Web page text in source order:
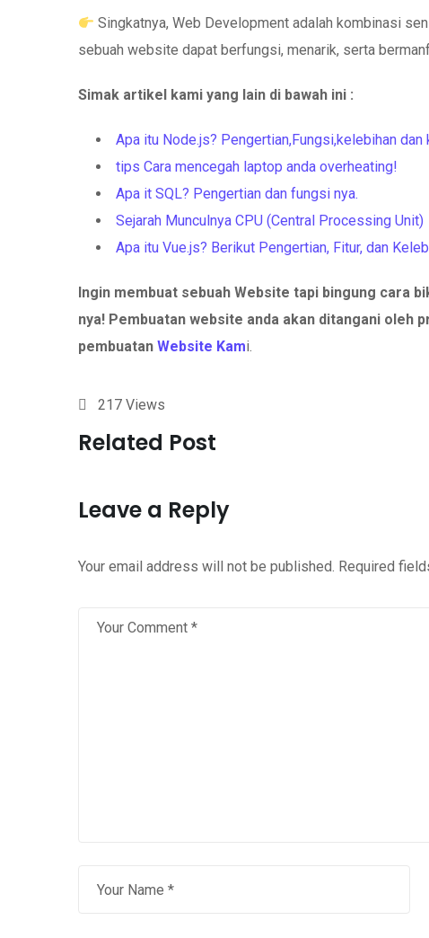
Singkatnya, Web Development adalah kombinasi
sebuah website dapat berfungsi, menarik, serta
Simak artikel kami yang lain di bawah ini :
Apa itu Node.js? Pengertian,Fungsi,kelebihan
tips Cara mencegah laptop anda overheating!
Apa it SQL? Pengertian dan fungsi nya.
Sejarah Munculnya CPU (Central Processing Unit)
Apa itu Vue.js? Berikut Pengertian, Fitur, dan
Ingin membuat sebuah Website tapi bingung cara
nya! Pembuatan website anda akan ditangani oleh
pembuatan Website Kami.
217 Views
Related Post
Leave a Reply
Your email address will not be published. Required